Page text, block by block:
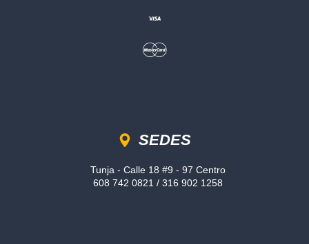
SEDES
Tunja - Calle 18 #9 - 97 Centro
608 742 0821 / 316 902 1258